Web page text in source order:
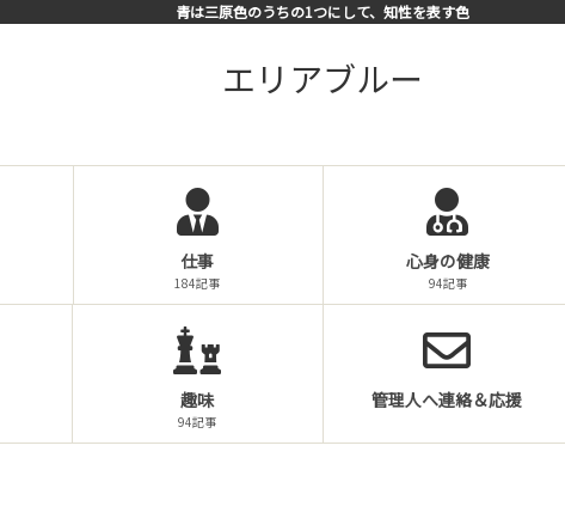
青は三原色のうちの1つにして、知性を表す色
エリアブルー
仕事
184記事
心身の健康
94記事
趣味
94記事
管理人へ連絡＆応援